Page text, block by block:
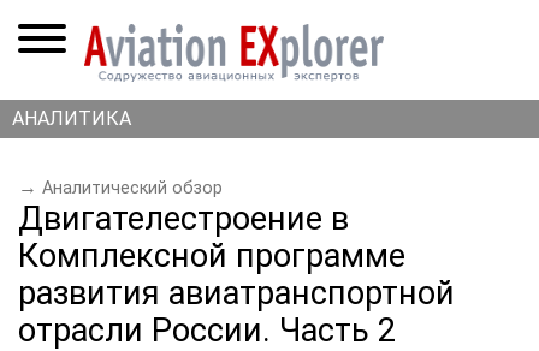
АНАЛИТИКА
→ Аналитический обзор
Двигателестроение в
Комплексной программе
развития авиатранспортной
отрасли России. Часть 2